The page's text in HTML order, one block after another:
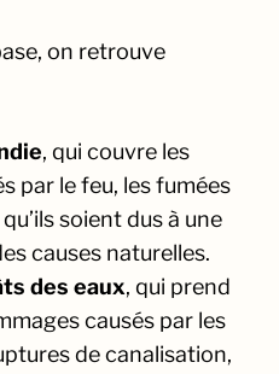
on retrouve
, qui couvre les
par le feu, les fumées
soient dus à une
causes naturelles.
des eaux, qui prend
causés par les
de canalisation,